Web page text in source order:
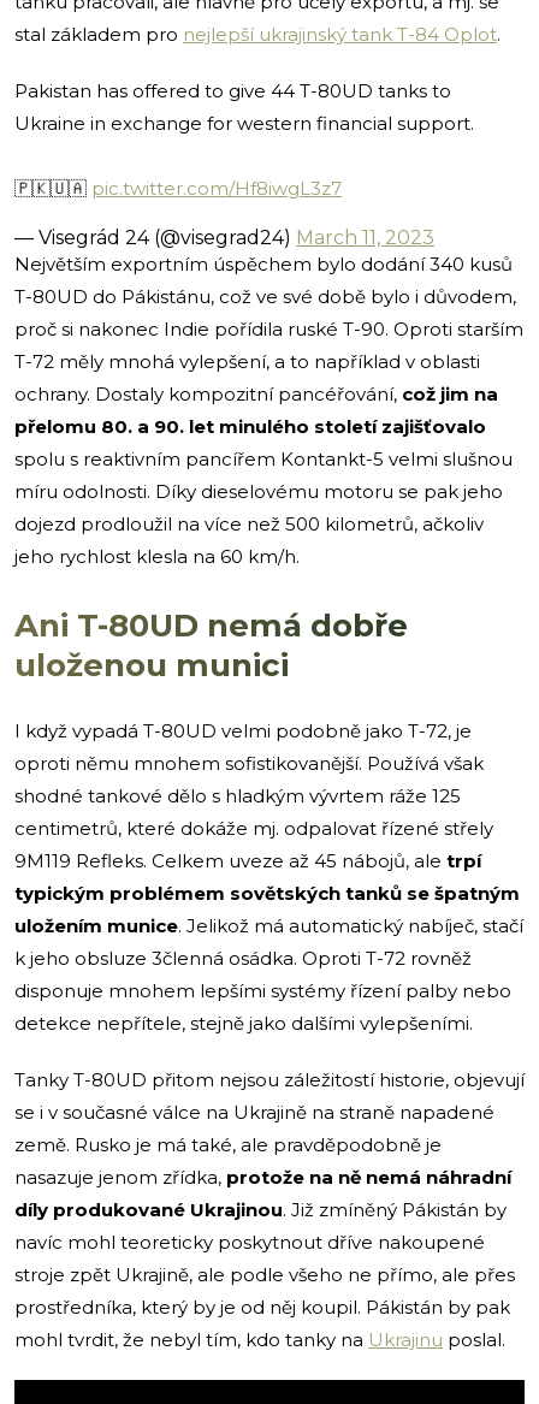
stal základem pro nejlepší ukrajinský tank T-84 Oplot.
Pakistan has offered to give 44 T-80UD tanks to
Ukraine in exchange for western financial support.
🇵🇰🇺🇦 pic.twitter.com/Hf8iwgL3z7
— Visegrád 24 (@visegrad24) March 11, 2023
Největším exportním úspěchem bylo dodání 340 kusů
T-80UD do Pákistánu, což ve své době bylo i důvodem,
proč si nakonec Indie pořídila ruské T-90. Oproti starším
T-72 měly mnohá vylepšení, a to například v oblasti
ochrany. Dostaly kompozitní pancéřování, což jim na
přelomu 80. a 90. let minulého století zajišťovalo
spolu s reaktivním pancířem Kontankt-5 velmi slušnou
míru odolnosti. Díky dieselovému motoru se pak jeho
dojezd prodloužil na více než 500 kilometrů, ačkoliv
jeho rychlost klesla na 60 km/h.
Ani T-80UD nemá dobře
uloženou munici
I když vypadá T-80UD velmi podobně jako T-72, je
oproti němu mnohem sofistikovanější. Používá však
shodné tankové dělo s hladkým vývrtem ráže 125
centimetrů, které dokáže mj. odpalovat řízené střely
9M119 Refleks. Celkem uveze až 45 nábojů, ale trpí
typickým problémem sovětských tanků se špatným
uložením munice. Jelikož má automatický nabíječ, stačí
k jeho obsluze 3členná osádka. Oproti T-72 rovněž
disponuje mnohem lepšími systémy řízení palby nebo
detekce nepřítele, stejně jako dalšími vylepšeními.
Tanky T-80UD přitom nejsou záležitostí historie, objevují
se i v současné válce na Ukrajině na straně napadené
země. Rusko je má také, ale pravděpodobně je
nasazuje jenom zřídka, protože na ně nemá náhradní
díly produkované Ukrajinou. Již zmíněný Pákistán by
navíc mohl teoreticky poskytnout dříve nakoupené
stroje zpět Ukrajině, ale podle všeho ne přímo, ale přes
prostředníka, který by je od něj koupil. Pákistán by pak
mohl tvrdit, že nebyl tím, kdo tanky na Ukrajinu poslal.